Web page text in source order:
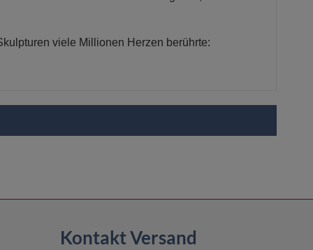
viele Millionen Herzen berührte:
Kontakt Versand